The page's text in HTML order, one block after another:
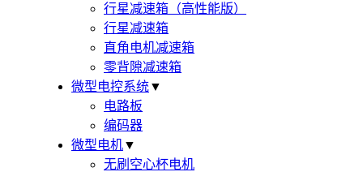
行星减速箱（高性能版）
行星减速箱
直角电机减速箱
零背隙减速箱
微型电控系统▼
电路板
编码器
微型电机▼
无刷空心杯电机